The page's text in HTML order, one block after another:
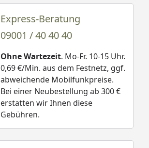
Express-Beratung
09001 / 40 40 40
Ohne Wartezeit. Mo-Fr. 10-15 Uhr.
0,69 €/Min. aus dem Festnetz, ggf.
abweichende Mobilfunkpreise.
Bei einer Neubestellung ab 300 €
erstatten wir Ihnen diese
Gebühren.